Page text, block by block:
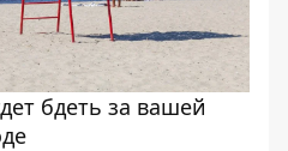
бдеть за вашей